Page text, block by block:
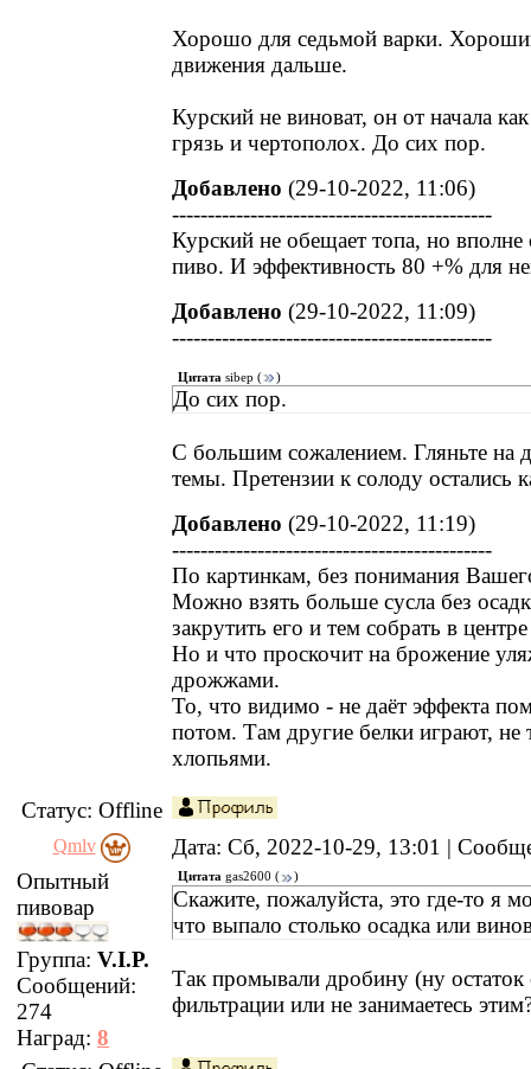
Хорошо для седьмой варки.
движения дальше.
Курский не виноват, он от начала
грязь и чертополох. До сих пор.
Добавлено (29-10-2022, 11:06)
---------------------------------------------
Курский не обещает топа, но вполне
пиво. И эффективность 80 +% для
Добавлено (29-10-2022, 11:09)
---------------------------------------------
Цитата sibep ( )
До сих пор.
С большим сожалением. Гляньте на
темы. Претензии к солоду остались
Добавлено (29-10-2022, 11:19)
---------------------------------------------
По картинкам, без понимания
Можно взять больше сусла без
закрутить его и тем собрать в
Но и что проскочит на брожение
дрожжами.
То, что видимо - не даёт эффекта
потом. Там другие белки играют, не
хлопьями.
Статус: Offline
Qmlv
Дата: Сб, 2022-10-29, 13:01 |
Опытный
пивовар
Группа: V.I.P.
Сообщений:
274
Наград: 8
Цитата gas2600 ( )
Скажите, пожалуйста, это где-то я
что выпало столько осадка или
Так промывали дробину (ну остаток
фильтрации или не занимаетесь